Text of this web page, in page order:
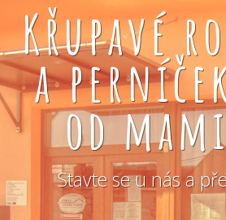
Křupavé
a
od
Stavte se u nás a